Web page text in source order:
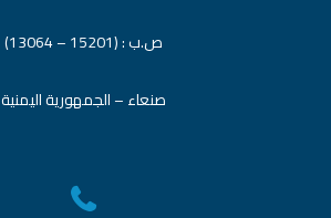
ص.ب : (15201 – 13064)
صنعاء – الجمهورية اليمنية